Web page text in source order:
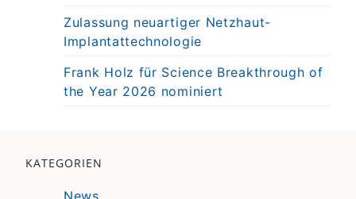
Zulassung neuartiger Netzhaut-
Implantattechnologie
Frank Holz für Science Breakthrough of
the Year 2026 nominiert
KATEGORIEN
News